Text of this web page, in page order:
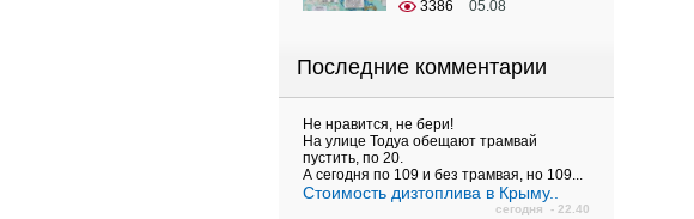
3386 05.08
Последние комментарии
Не нравится, не бери!
На улице Тодуа обещают трамвай
пустить, по 20.
А сегодня по 109 и без трамвая, но 109...
Стоимость дизтоплива в Крыму..
сегодня - 22.40